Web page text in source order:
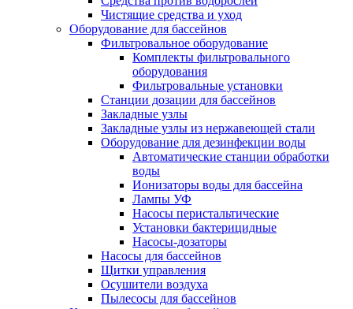
Чистящие средства и уход
Оборудование для бассейнов
Фильтровальное оборудование
Комплекты фильтровального
оборудования
Фильтровальные установки
Станции дозации для бассейнов
Закладные узлы
Закладные узлы из нержавеющей стали
Оборудование для дезинфекции воды
Автоматические станции обработки
воды
Ионизаторы воды для бассейна
Лампы УФ
Насосы перистальтические
Установки бактерицидные
Насосы-дозаторы
Насосы для бассейнов
Щитки управления
Осушители воздуха
Пылесосы для бассейнов